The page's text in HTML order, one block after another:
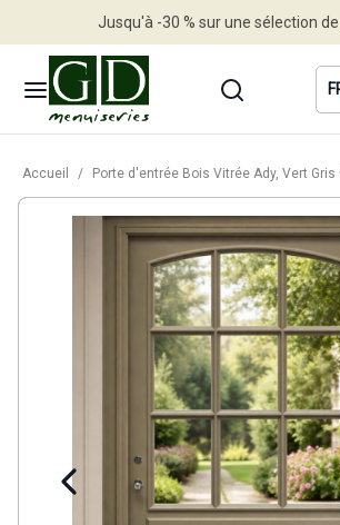
Jusqu'à -30 % sur une sélection
Accueil / Porte d'entrée Bois Vitrée Ady, Vert Gris Olive, H215 x L90 cm Côte